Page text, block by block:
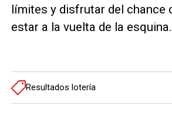
límites y disfrutar del chance
estar a la vuelta de la esquina.
Resultados lotería